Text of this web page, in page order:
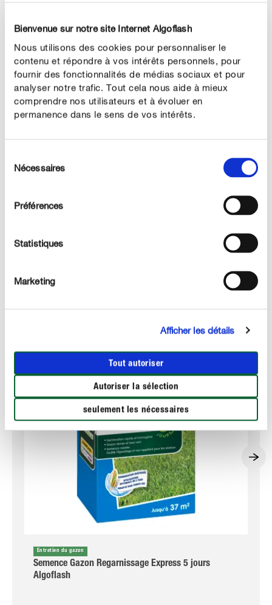
Bienvenue sur notre site Internet Algoflash
Nous utilisons des cookies pour personnaliser le
contenu et répondre à vos intérêts personnels, pour
fournir des fonctionnalités de médias sociaux et pour
analyser notre trafic. Tout cela nous aide à mieux
comprendre nos utilisateurs et à évoluer en
permanence dans le sens de vos intérêts.
duNécessaires
Préférences
Statistiques
Marketing
Afficher les détails
Tout autoriser
Autoriser la sélection
seulement les nécessaires
Adapté aux terrains de bord de mer.
Germination maîtrisée.
UTILISATION
DÉTAILS TECHNIQUES
Ces produits pourraient aussi vous intéresser :
Entretien du gazon
Semence Gazon Regarnissage Express 5 jours
Algoflash